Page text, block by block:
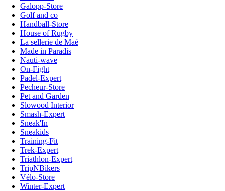
Galopp-Store
Golf and co
Handball-Store
House of Rugby
La sellerie de Maé
Made in Paradis
Nauti-wave
On-Fight
Padel-Expert
Pecheur-Store
Pet and Garden
Slowood Interior
Smash-Expert
Sneak'In
Sneakids
Training-Fit
Trek-Expert
Triathlon-Expert
TripNBikers
Vélo-Store
Winter-Expert